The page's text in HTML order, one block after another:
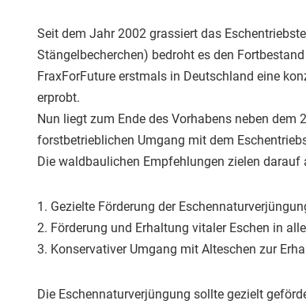
Seit dem Jahr 2002 grassiert das
Stängelbecherchen) bedroht es den
FraxForFuture erstmals in Deutschland eine
erprobt.
Nun liegt zum Ende des Vorhabens neben
forstbetrieblichen Umgang mit dem
Die waldbaulichen Empfehlungen zielen
1. Gezielte Förderung der
2. Förderung und Erhaltung vitaler Eschen in
3. Konservativer Umgang mit Alteschen zur
Die Eschennaturverjüngung sollte gezielt